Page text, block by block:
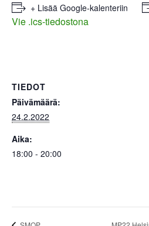
+ Lisää Google-kalenteriin
Vie .ics-tiedostona
TIEDOT
Päivämäärä:
24.2.2022
Aika:
18:00 - 20:00